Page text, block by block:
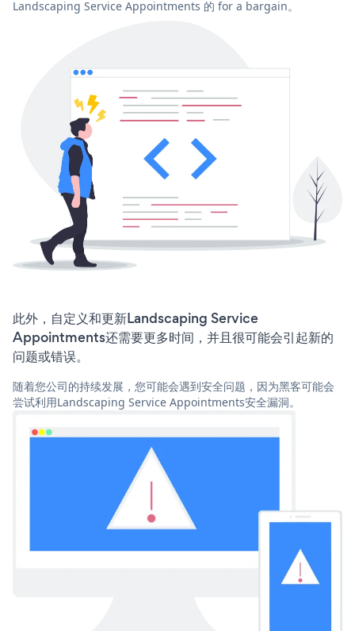
Landscaping Service Appointments 的 for a bargain。
此外，自定义和更新Landscaping Service
Appointments还需要更多时间，并且很可能会引起新的
问题或错误。
随着您公司的持续发展，您可能会遇到安全问题，因为黑客可能会
尝试利用Landscaping Service Appointments安全漏洞。